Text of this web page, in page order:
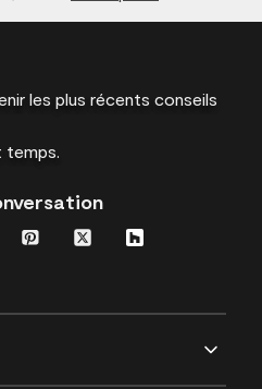
les plus récents conseils